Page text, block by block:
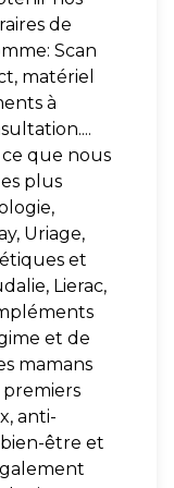
de
Scan
matériel
à
que nous
plus
Uriage,
et
Lierac,
et de
mamans
premiers
anti-
être et